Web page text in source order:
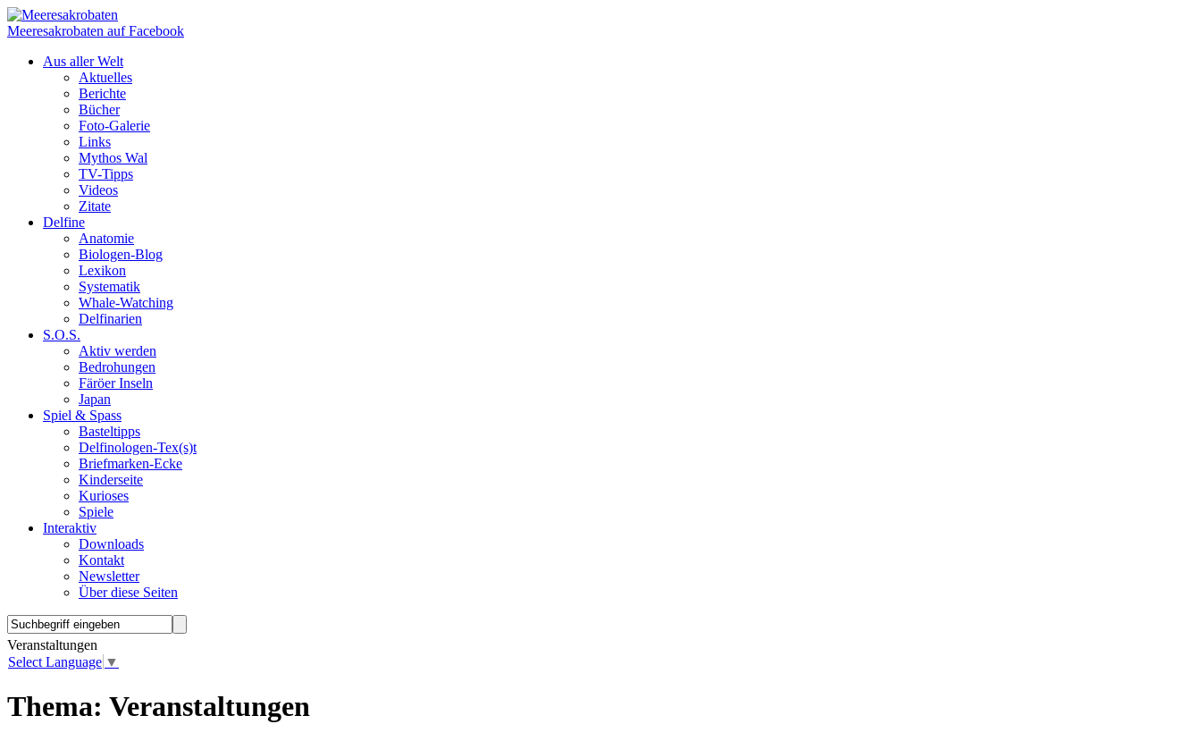
Meeresakrobaten auf Facebook
Aus aller Welt
Aktuelles
Berichte
Bücher
Foto-Galerie
Links
Mythos Wal
TV-Tipps
Videos
Zitate
Delfine
Anatomie
Biologen-Blog
Lexikon
Systematik
Whale-Watching
Delfinarien
S.O.S.
Aktiv werden
Bedrohungen
Färöer Inseln
Japan
Spiel & Spass
Basteltipps
Delfinologen-Tex(s)t
Briefmarken-Ecke
Kinderseite
Kurioses
Spiele
Interaktiv
Downloads
Kontakt
Newsletter
Über diese Seiten
Veranstaltungen
Select Language ▼
Thema: Veranstaltungen